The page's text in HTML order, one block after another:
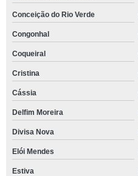
Conceição do Rio Verde
Congonhal
Coqueiral
Cristina
Cássia
Delfim Moreira
Divisa Nova
Elói Mendes
Estiva